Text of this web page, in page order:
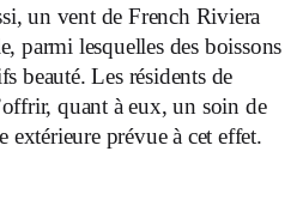
un vent de French Riviera
parmi lesquelles des boissons
beauté. Les résidents de
quant à eux, un soin de
extérieure prévue à cet effet.